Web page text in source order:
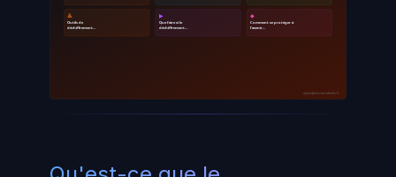
🔺
Outils de
déchiffrement…
▶
Que faire si le
déchiffrement…
◆
Comment se protéger à
l'avenir…
ayinedjimi-consultants.fr